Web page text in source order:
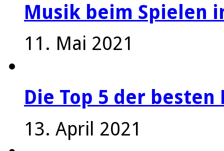
Musik beim Spielen
11. Mai 2021
Die Top 5 der besten
13. April 2021